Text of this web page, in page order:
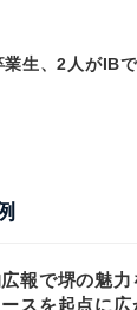
生、2人がIB
報で堺の魅力
スを起点に